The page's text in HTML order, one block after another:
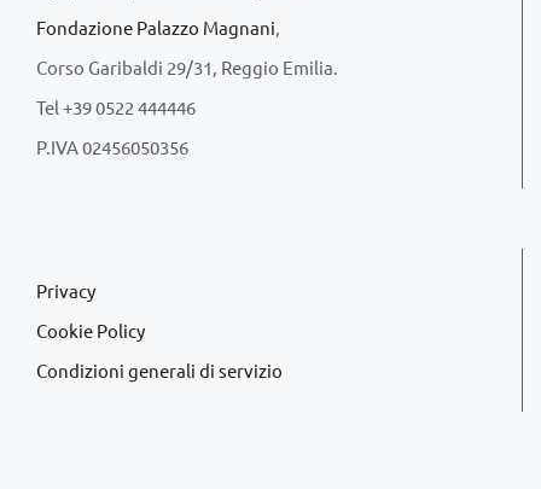
Fondazione Palazzo Magnani
Corso Garibaldi 29/31, Reggio Emilia.
Tel +39 0522 444446
P.IVA 02456050356
Privacy
Cookie Policy
Condizioni generali di servizio